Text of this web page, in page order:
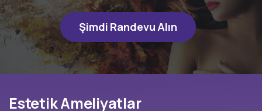
Şimdi Randevu Alın
EstetikAmeliyatlar